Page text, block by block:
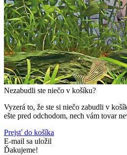
Nezabudli ste niečo v košíku?
Vyzerá to, že ste si niečo zabudli v
ešte pred odchodom, nech vám tovar
Prejsť do košíka
E-mail sa uložil
Ďakujeme!